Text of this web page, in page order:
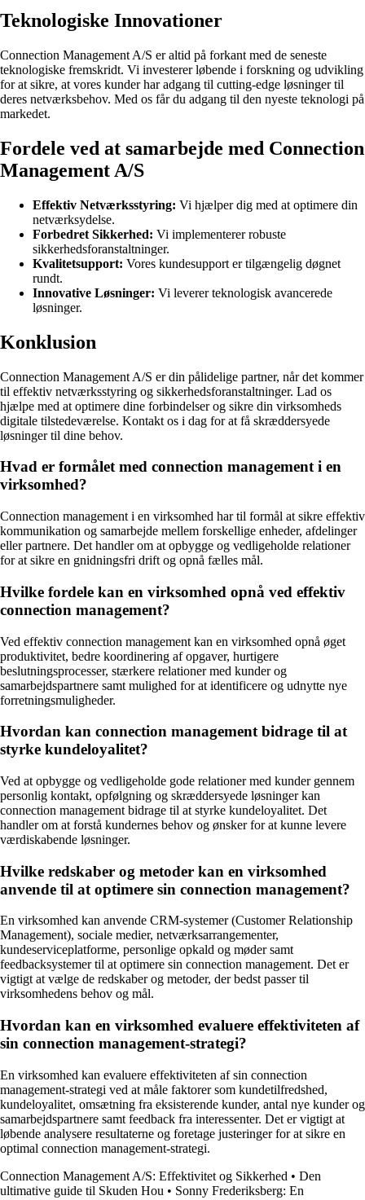
Teknologiske Innovationer
Connection Management A/S er altid på forkant med de seneste
teknologiske fremskridt. Vi investerer løbende i forskning og udvikling
for at sikre, at vores kunder har adgang til cutting-edge løsninger til
deres netværksbehov. Med os får du adgang til den nyeste teknologi på
markedet.
Fordele ved at samarbejde med Connection
Management A/S
Effektiv Netværksstyring: Vi hjælper dig med at optimere din
netværksydelse.
Forbedret Sikkerhed: Vi implementerer robuste
sikkerhedsforanstaltninger.
Kvalitetsupport: Vores kundesupport er tilgængelig døgnet
rundt.
Innovative Løsninger: Vi leverer teknologisk avancerede
løsninger.
Konklusion
Connection Management A/S er din pålidelige partner, når det kommer
til effektiv netværksstyring og sikkerhedsforanstaltninger. Lad os
hjælpe med at optimere dine forbindelser og sikre din virksomheds
digitale tilstedeværelse. Kontakt os i dag for at få skræddersyede
løsninger til dine behov.
Hvad er formålet med connection management i en
virksomhed?
Connection management i en virksomhed har til formål at sikre effektiv
kommunikation og samarbejde mellem forskellige enheder, afdelinger
eller partnere. Det handler om at opbygge og vedligeholde relationer
for at sikre en gnidningsfri drift og opnå fælles mål.
Hvilke fordele kan en virksomhed opnå ved effektiv
connection management?
Ved effektiv connection management kan en virksomhed opnå øget
produktivitet, bedre koordinering af opgaver, hurtigere
beslutningsprocesser, stærkere relationer med kunder og
samarbejdspartnere samt mulighed for at identificere og udnytte nye
forretningsmuligheder.
Hvordan kan connection management bidrage til at
styrke kundeloyalitet?
Ved at opbygge og vedligeholde gode relationer med kunder gennem
personlig kontakt, opfølgning og skræddersyede løsninger kan
connection management bidrage til at styrke kundeloyalitet. Det
handler om at forstå kundernes behov og ønsker for at kunne levere
værdiskabende løsninger.
Hvilke redskaber og metoder kan en virksomhed
anvende til at optimere sin connection management?
En virksomhed kan anvende CRM-systemer (Customer Relationship
Management), sociale medier, netværksarrangementer,
kundeserviceplatforme, personlige opkald og møder samt
feedbacksystemer til at optimere sin connection management. Det er
vigtigt at vælge de redskaber og metoder, der bedst passer til
virksomhedens behov og mål.
Hvordan kan en virksomhed evaluere effektiviteten af
sin connection management-strategi?
En virksomhed kan evaluere effektiviteten af sin connection
management-strategi ved at måle faktorer som kundetilfredshed,
kundeloyalitet, omsætning fra eksisterende kunder, antal nye kunder og
samarbejdspartnere samt feedback fra interessenter. Det er vigtigt at
løbende analysere resultaterne og foretage justeringer for at sikre en
optimal connection management-strategi.
Connection Management A/S: Effektivitet og Sikkerhed • Den
ultimative guide til Skuden Hou • Sonny Frederiksberg: En